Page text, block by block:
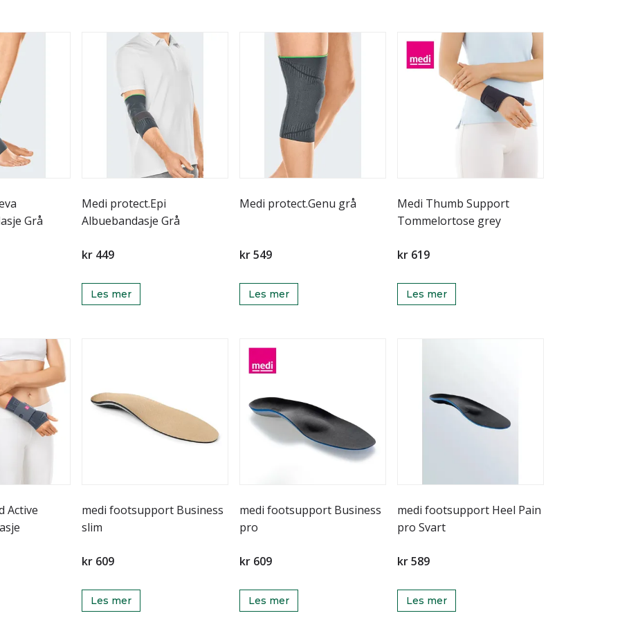
Grå
Medi protect.Epi
Albuebandasje Grå
kr 449
Les mer
Medi protect.Genu grå
kr 549
Les mer
Medi Thumb Support
Tommelortose grey
kr 619
Les mer
Active
medi footsupport Business
slim
kr 609
Les mer
medi footsupport Business
pro
kr 609
Les mer
medi footsupport Heel Pain
pro Svart
kr 589
Les mer